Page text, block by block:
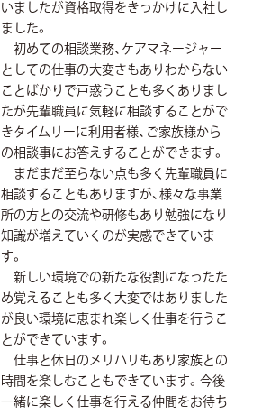
いましたが資格取得をきっかけに入社し
ました。
初めての相談業務、ケアマネージャー
としての仕事の大変さもありわからない
ことばかりで戸惑うことも多くありまし
たが先輩職員に気軽に相談することがで
きタイムリーに利用者様、ご家族様から
の相談事にお答えすることができます。
まだまだ至らない点も多く先輩職員に
相談することもありますが、様々な事業
所の方との交流や研修もあり勉強になり
知識が増えていくのが実感できていま
す。
新しい環境での新たな役割になったた
め覚えることも多く大変ではありました
が良い環境に恵まれ楽しく仕事を行うこ
とができています。
仕事と休日のメリハリもあり家族との
時間を楽しむこともできています。今後
一緒に楽しく仕事を行える仲間をお待ち